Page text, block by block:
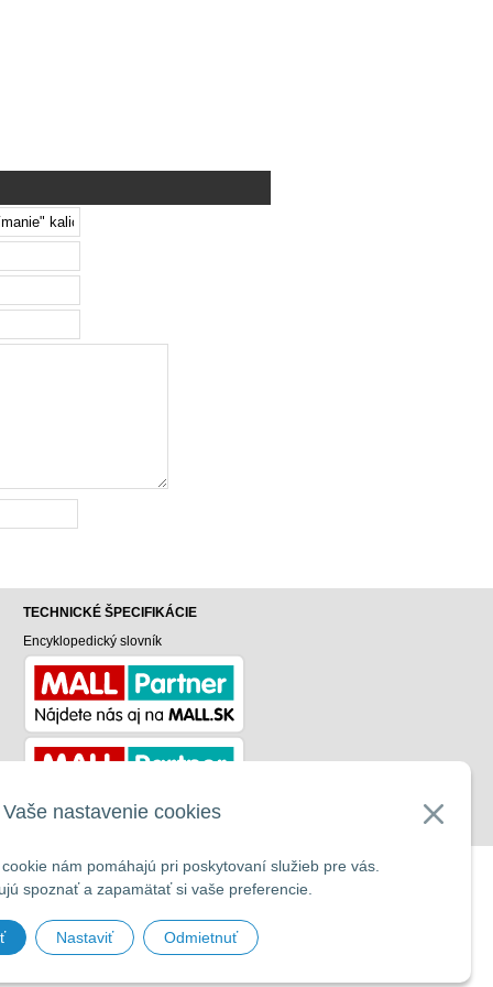
Vaše nastavenie cookies
nám pomáhajú pri poskytovaní služieb pre vás.
spoznať a zapamätať si vaše preferencie.
Nastaviť Odmietnuť
TECHNICKÉ ŠPECIFIKÁCIE
Encyklopedický slovník